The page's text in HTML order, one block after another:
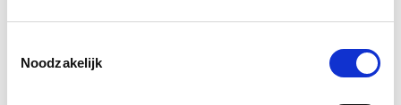
Noodzakelijk
Auteur(s): Annefieke Bonants en Anne
Marije de Goeijen